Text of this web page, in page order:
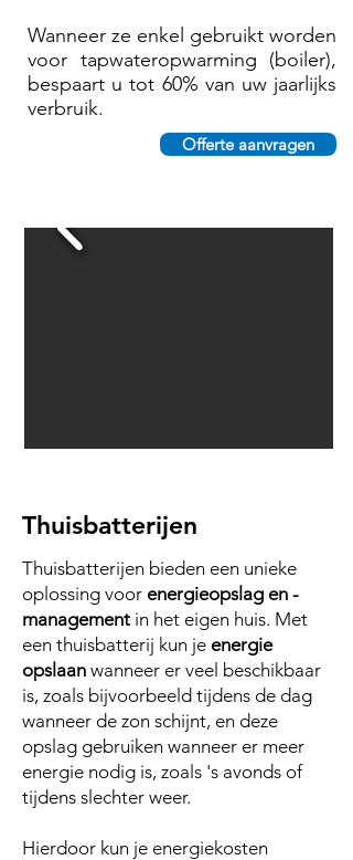
Wanneer ze enkel gebruikt worden
voor tapwateropwarming (boiler),
bespaart u tot 60% van uw jaarlijks
verbruik.
Offerte aanvragen
Thuisbatterijen
Thuisbatterijen bieden een unieke
oplossing voor energieopslag en -
management in het eigen huis. Met
een thuisbatterij kun je energie
opslaan wanneer er veel beschikbaar
is, zoals bijvoorbeeld tijdens de dag
wanneer de zon schijnt, en deze
opslag gebruiken wanneer er meer
energie nodig is, zoals 's avonds of
tijdens slechter weer.
Hierdoor kun je energiekosten